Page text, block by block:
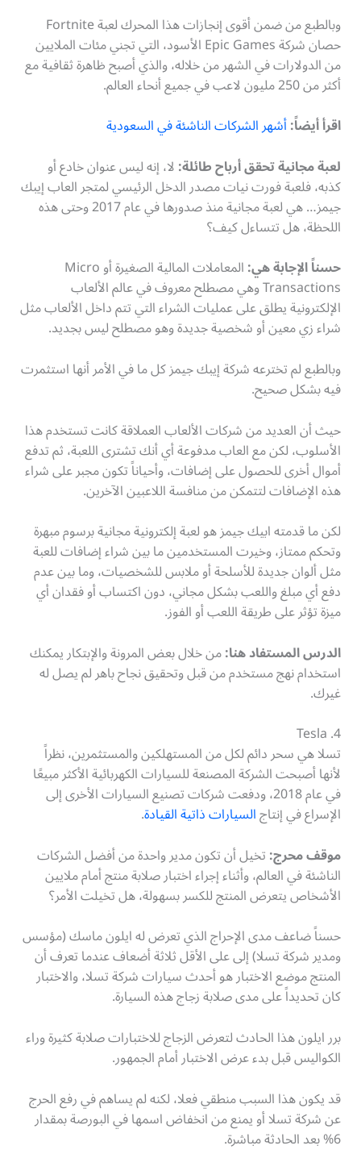
وبالطبع من ضمن أقوى إنجازات هذا المحرك لعبة Fortnite
حصان شركة Epic Games الأسود، التي تجني مئات الملايين
من الدولارات في الشهر من خلاله، والذي أصبح ظاهرة ثقافية مع
أكثر من 250 مليون لاعب في جميع أنحاء العالم.
اقرأ أيضاً:أشهر الشركات الناشئة في السعودية
لعبة مجانية تحقق أرباح طائلة:لا، إنه ليس عنوان خادع أو
كذبه، فلعبة فورت نيات مصدر الدخل الرئيسي لمتجر العاب إيبك
جيمز… هي لعبة مجانية منذ صدورها في عام 2017 وحتى هذه
اللحظة، هل تتساءل كيف؟
حسناً الإجابة هي:
المعاملات المالية الصغيرة أو Micro
Transactions وهي مصطلح معروف في عالم الألعاب
الإلكترونية يطلق على عمليات الشراء التي تتم داخل الألعاب مثل
شراء زي معين أو شخصية جديدة وهو مصطلح ليس بجديد.
وبالطبع لم تخترعه شركة إيبك جيمز كل ما في الأمر أنها استثمرت
فيه بشكل صحيح.
حيث أن العديد من شركات الألعاب العملاقة كانت تستخدم هذا
الأسلوب، لكن مع العاب مدفوعة أي أنك تشترى اللعبة، ثم تدفع
أموال أخرى للحصول على إضافات، وأحياناً تكون مجبر على شراء
هذه الإضافات لتتمكن من منافسة اللاعبين الآخرين.
لكن ما قدمته ابيك جيمز هو لعبة إلكترونية مجانية برسوم مبهرة
وتحكم ممتاز، وخيرت المستخدمين ما بين شراء إضافات للعبة
مثل ألوان جديدة للأسلحة أو ملابس للشخصيات، وما بين عدم
دفع أي مبلغ واللعب بشكل مجاني، دون اكتساب أو فقدان أي
ميزة تؤثر على طريقة اللعب أو الفوز.
الدرس المستفاد هنا:من خلال بعض المرونة والإبتكار يمكنك
استخدام نهج مستخدم من قبل وتحقيق نجاح باهر لم يصل له
غيرك.
Tesla .4
تسلا هي سحر دائم لكل من المستهلكين والمستثمرين، نظراً
لأنها أصبحت الشركة المصنعة للسيارات الكهربائية الأكثر مبيعًا
في عام 2018، ودفعت شركات تصنيع السيارات الأخرى إلى
الإسراع في إنتاجالسيارات ذاتية القيادة.
موقف محرج:تخيل أن تكون مدير واحدة من أفضل الشركات
الناشئة في العالم، وأثناء إجراء اختبار صلابة منتج أمام ملايين
الأشخاص يتعرض المنتج للكسر بسهولة، هل تخيلت الأمر؟
حسناً ضاعف مدى الإحراج الذي تعرض له ايلون ماسك (مؤسس
ومدير شركة تسلا) إلى على الأقل ثلاثة أضعاف عندما تعرف أن
المنتج موضع الاختبار هو أحدث سيارات شركة تسلا، والاختبار
كان تحديداً على مدى صلابة زجاج هذه السيارة.
برر ايلون هذا الحادث لتعرض الزجاج للاختبارات صلابة كثيرة وراء
الكواليس قبل بدء عرض الاختبار أمام الجمهور.
قد يكون هذا السبب منطقي فعلا، لكنه لم يساهم في رفع الحرج
عن شركة تسلا أو يمنع من انخفاض اسمها في البورصة بمقدار
6% بعد الحادثة مباشرة.